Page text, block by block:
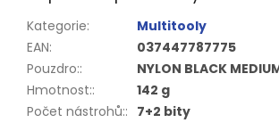
Kategorie:
Multitooly
EAN:
037447787775
Pouzdro::
NYLON BLACK
Hmotnost::
142 g
Počet nástrohů:: 7+2 bity